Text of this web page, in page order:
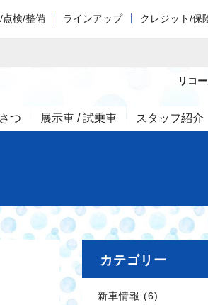
点検/整備 ラインアップ クレジット/保
つ 展示車 / 試乗車 スタッフ紹介
リコ
カテゴリー
新車情報 (6)